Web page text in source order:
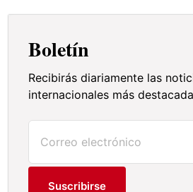
Boletín
Recibirás diariamente las
internacionales más
Suscribirse